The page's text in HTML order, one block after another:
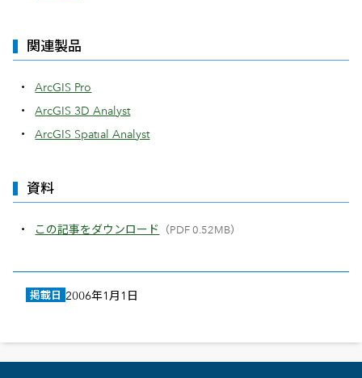
掲載日 2006年1月1日
関連製品
ArcGIS Pro
ArcGIS 3D Analyst
ArcGIS Spatial Analyst
資料
この記事をダウンロード （PDF 0.52MB）